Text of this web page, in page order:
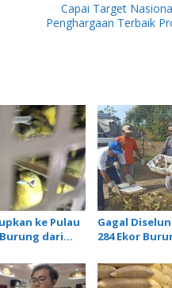
Capai Target
Penghargaan Terbaik
ke Pulau
dari
Gagal
284 Ekor
Penyakit